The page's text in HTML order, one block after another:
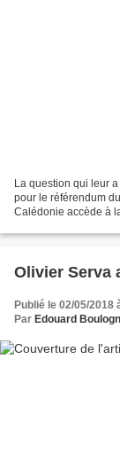
La question qui leur
pour le référendum
Calédonie accède à
Olivier Serva
Publié le 02/05/2018
Par Edouard